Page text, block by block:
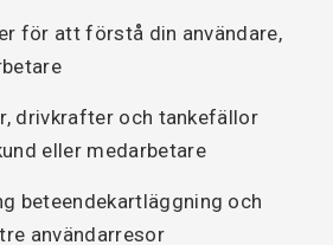
för att förstå din användare,
drivkrafter och tankefällor
eller medarbetare
beteendekartläggning och
användarresor